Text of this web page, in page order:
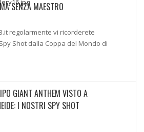
SENZA MAESTRO
regolarmente vi ricorderete
Shot dalla Coppa del Mondo di
GIANT ANTHEM VISTO A
I NOSTRI SPY SHOT